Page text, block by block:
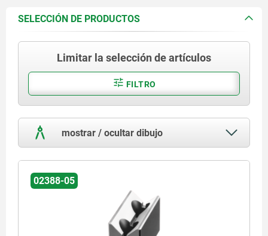
SELECCIÓN DE PRODUCTOS
Limitar la selección de artículos
FILTRO
mostrar / ocultar dibujo
02388-05